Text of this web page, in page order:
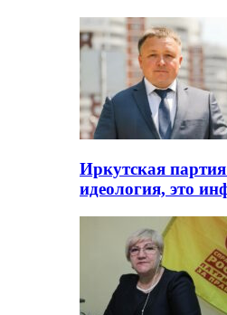
Иркутская
идеология, это